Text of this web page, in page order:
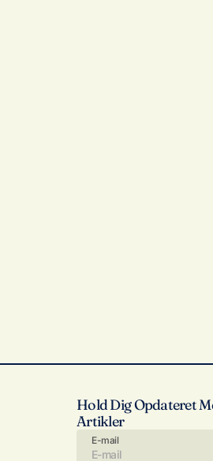
Hold Dig Opdateret
Artikler
E-mail